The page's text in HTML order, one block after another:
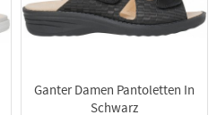
Ganter Damen Pantoletten In
Schwarz